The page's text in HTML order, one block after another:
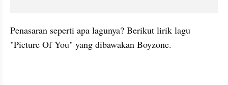
Penasaran seperti apa lagunya? Berikut lirik lagu
"Picture Of You" yang dibawakan Boyzone.